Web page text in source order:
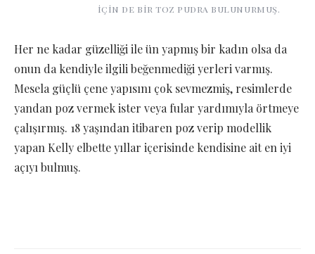
için de bir toz pudra bulunurmuş.
Her ne kadar güzelliği ile ün yapmış bir kadın olsa da
onun da kendiyle ilgili beğenmediği yerleri varmış.
Mesela güçlü çene yapısını çok sevmezmiş, resimlerde
yandan poz vermek ister veya fular yardımıyla örtmeye
çalışırmış. 18 yaşından itibaren poz verip modellik
yapan Kelly elbette yıllar içerisinde kendisine ait en iyi
açıyı bulmuş.